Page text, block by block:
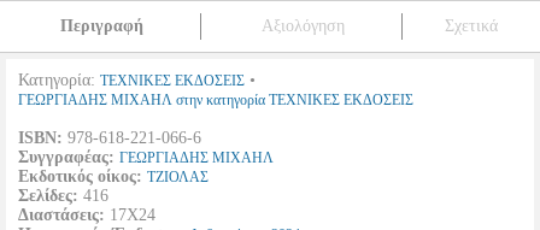
Περιγραφή Αξιολόγηση Σχετικά
Κατηγορία: ΤΕΧΝΙΚΕΣ ΕΚΔΟΣΕΙΣ •
ΓΕΩΡΓΙΑΔΗΣ ΜΙΧΑΗΛ στην κατηγορία ΤΕΧΝΙΚΕΣ ΕΚΔΟΣΕΙΣ
ISBN: 978-618-221-066-6
Συγγραφέας: ΓΕΩΡΓΙΑΔΗΣ ΜΙΧΑΗΛ
Εκδοτικός οίκος: ΤΖΙΟΛΑΣ
Σελίδες: 416
Διαστάσεις: 17Χ24